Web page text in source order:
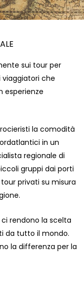
sui tour per
viaggiatori che
esperienze
la comodità
in un
regionale di
gruppi dai porti
privati su misura
rendono la scelta
da tutto il mondo.
la differenza per la